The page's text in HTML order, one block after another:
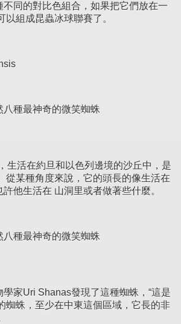
同的對比色組合，如果把它們放在一
以組成昆蟲冰球聯賽了。
生活在約旦和以色列邊境的沙丘中，是
從某種角度來說，它的頭長的像生活在
他生活在 山洞里或者做著些什麼。
學家Uri Shanas發現了這種蜘蛛，“這是
蜘蛛，至少在中東這個區域，它長的非